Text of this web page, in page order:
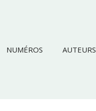
NUMÉROS AUTEURS